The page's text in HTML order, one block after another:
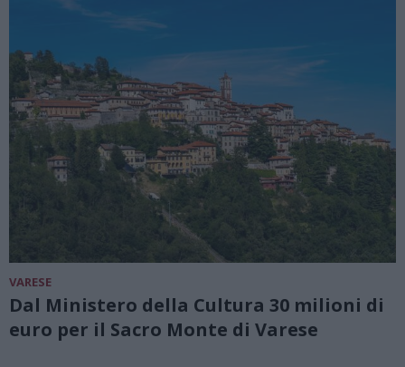
VARESE
Dal Ministero della Cultura 30 milioni di
euro per il Sacro Monte di Varese